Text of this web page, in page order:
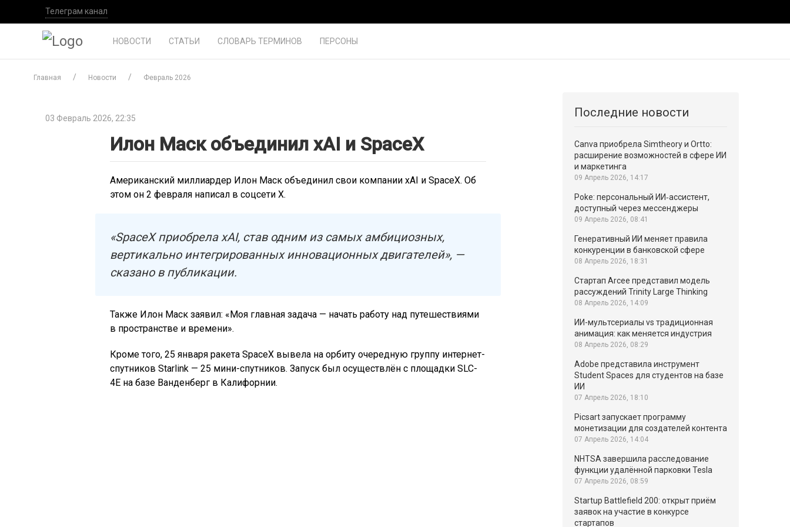
Телеграм канал
НОВОСТИ СТАТЬИ СЛОВАРЬ ТЕРМИНОВ ПЕРСОНЫ
Главная Новости Февраль 2026
03 Февраль 2026, 22:35
Илон Маск объединил xAI и SpaceX
Американский миллиардер Илон Маск объединил свои компании xAI и SpaceX. Об
этом он 2 февраля написал в соцсети X.
«SpaceX приобрела xAI, став одним из самых амбициозных,
вертикально интегрированных инновационных двигателей», —
сказано в публикации.
Также Илон Маск заявил: «Моя главная задача — начать работу над путешествиями
в пространстве и времени».
Кроме того, 25 января ракета SpaceX вывела на орбиту очередную группу интернет-
спутников Starlink — 25 мини-спутников. Запуск был осуществлён с площадки SLC-
4E на базе Ванденберг в Калифорнии.
Последние новости
Canva приобрела Simtheory и Ortto:
расширение возможностей в сфере ИИ
и маркетинга
09 Апрель 2026, 14:17
Poke: персональный ИИ‑ассистент,
доступный через мессенджеры
09 Апрель 2026, 08:41
Генеративный ИИ меняет правила
конкуренции в банковской сфере
08 Апрель 2026, 18:31
Стартап Arcee представил модель
рассуждений Trinity Large Thinking
08 Апрель 2026, 14:09
ИИ-мультсериалы vs традиционная
анимация: как меняется индустрия
08 Апрель 2026, 08:29
Adobe представила инструмент
Student Spaces для студентов на базе
ИИ
07 Апрель 2026, 18:10
Picsart запускает программу
монетизации для создателей контента
07 Апрель 2026, 14:04
NHTSA завершила расследование
функции удалённой парковки Tesla
07 Апрель 2026, 08:59
Startup Battlefield 200: открыт приём
заявок на участие в конкурсе
стартапов